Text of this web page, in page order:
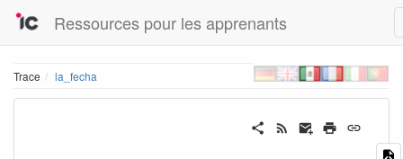
Ressources pour les apprenants
Trace la_fecha